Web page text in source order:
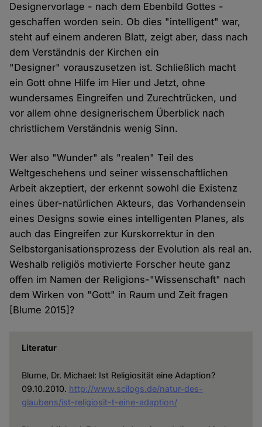
Designervorlage - nach dem Ebenbild Gottes -
geschaffen worden sein. Ob dies "intelligent" war,
steht auf einem anderen Blatt, zeigt aber, dass nach
dem Verständnis der Kirchen ein
"Designer" vorauszusetzen ist. Schließlich macht
ein Gott ohne Hilfe im Hier und Jetzt, ohne
wundersames Eingreifen und Zurechtrücken, und
vor allem ohne designerischem Überblick nach
christlichem Verständnis wenig Sinn.
Wer also "Wunder" als "realen" Teil des
Weltgeschehens und seiner wissenschaftlichen
Arbeit akzeptiert, der erkennt sowohl die Existenz
eines über-natürlichen Akteurs, das Vorhandensein
eines Designs sowie eines intelligenten Planes, als
auch das Eingreifen zur Kurskorrektur in den
Selbstorganisationsprozess der Evolution als real an.
Weshalb religiös motivierte Forscher heute ganz
offen im Namen der Religions-"Wissenschaft" nach
dem Wirken von "Gott" in Raum und Zeit fragen
[Blume 2015]?
Literatur
Blume, Dr. Michael: Ist Religiosität eine Adaption?
09.10.2010. http://www.scilogs.de/natur-des-
glaubens/ist-religiosit-t-eine-adaption/